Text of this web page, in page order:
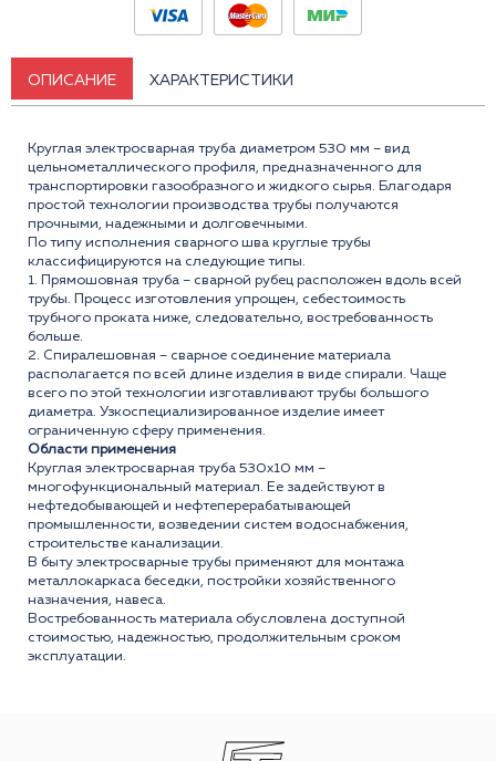
ОПИСАНИЕ ХАРАКТЕРИСТИКИ
Круглая электросварная труба диаметром 530 мм – вид
цельнометаллического профиля, предназначенного для
транспортировки газообразного и жидкого сырья. Благодаря
простой технологии производства трубы получаются
прочными, надежными и долговечными.
По типу исполнения сварного шва круглые трубы
классифицируются на следующие типы.
1. Прямошовная труба – сварной рубец расположен вдоль всей
трубы. Процесс изготовления упрощен, себестоимость
трубного проката ниже, следовательно, востребованность
больше.
2. Спиралешовная – сварное соединение материала
располагается по всей длине изделия в виде спирали. Чаще
всего по этой технологии изготавливают трубы большого
диаметра. Узкоспециализированное изделие имеет
ограниченную сферу применения.
Области применения
Круглая электросварная труба 530x10 мм –
многофункциональный материал. Ее задействуют в
нефтедобывающей и нефтеперерабатывающей
промышленности, возведении систем водоснабжения,
строительстве канализации.
В быту электросварные трубы применяют для монтажа
металлокаркаса беседки, постройки хозяйственного
назначения, навеса.
Востребованность материала обусловлена доступной
стоимостью, надежностью, продолжительным сроком
эксплуатации.